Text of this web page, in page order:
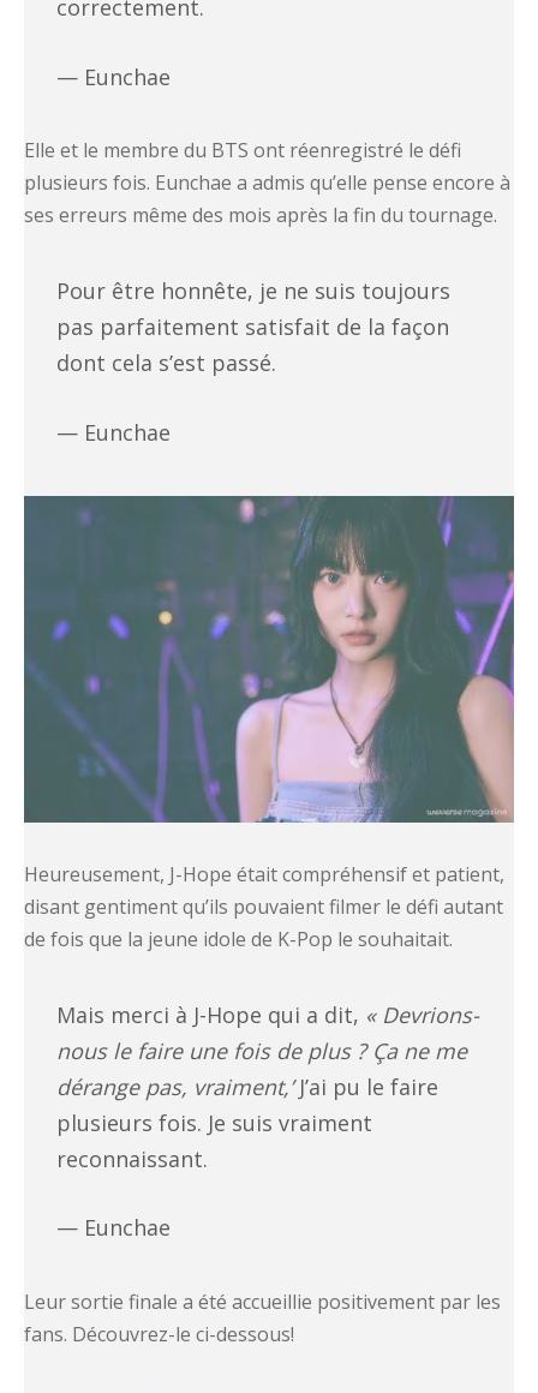
correctement.
— Eunchae
Elle et le membre du BTS ont réenregistré le défi
plusieurs fois. Eunchae a admis qu’elle pense encore à
ses erreurs même des mois après la fin du tournage.
Pour être honnête, je ne suis toujours
pas parfaitement satisfait de la façon
dont cela s’est passé.
— Eunchae
Heureusement, J-Hope était compréhensif et patient,
disant gentiment qu’ils pouvaient filmer le défi autant
de fois que la jeune idole de K-Pop le souhaitait.
Mais merci à J-Hope qui a dit, « Devrions-
nous le faire une fois de plus ? Ça ne me
dérange pas, vraiment,’J’ai pu le faire
plusieurs fois. Je suis vraiment
reconnaissant.
— Eunchae
Leur sortie finale a été accueillie positivement par les
fans. Découvrez-le ci-dessous!